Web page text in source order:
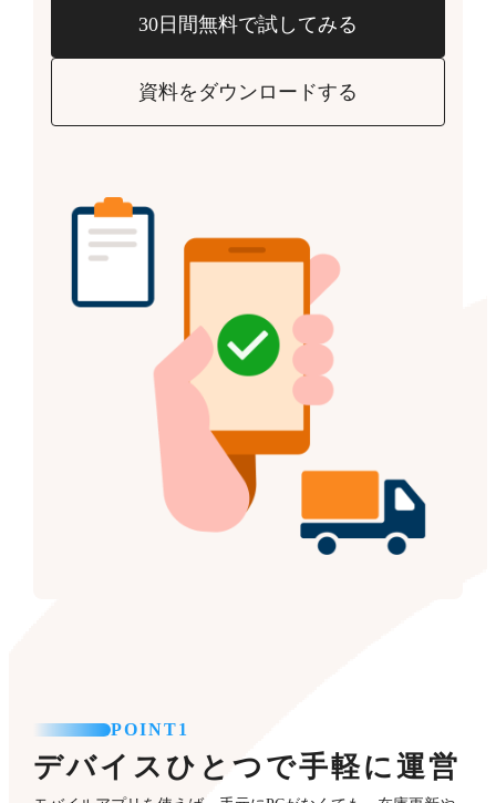
30日間無料で試してみる
資料をダウンロードする
POINT1
デバイスひとつで手軽に運営